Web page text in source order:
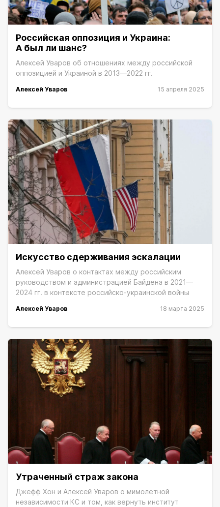
Российская оппозиция и Украина:
А был ли шанс?
Алексей Уваров об отношениях между российской
оппозицией и Украиной в 2013—2022 гг.
Алексей Уваров 15 апреля 2025
Искусство сдерживания эскалации
Алексей Уваров о контактах между российским
руководством и администрацией Байдена в 2021—
2024 гг. в контексте российско-украинской войны
Алексей Уваров 18 марта 2025
Утраченный страж закона
Джефф Хон и Алексей Уваров о мимолетной
независимости КС и том, как вернуть институт